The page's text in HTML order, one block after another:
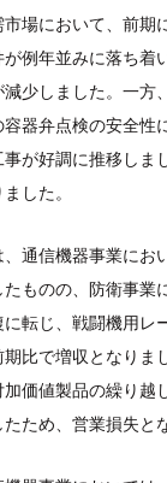
場において、前期
例年並みに落ち着
少しました。一方
器弁点検の安全性
が好調に推移しま
した。
通信機器事業にお
ものの、防衛事業
転じ、戦闘機用レ
比で増収となりま
価値製品の繰り越
ため、営業損失と